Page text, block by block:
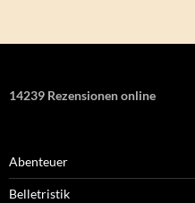
14239 Rezensionen online
Abenteuer
Belletristik